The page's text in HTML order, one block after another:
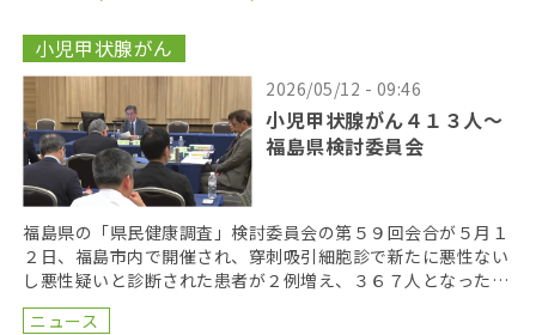
小児甲状腺がん
2026/05/12 - 09:46
小児甲状腺がん４１３人〜
福島県検討委員会
福島県の「県民健康調査」検討委員会の第５９回会合が５月１
２日、福島市内で開催され、穿刺吸引細胞診で新たに悪性ない
し悪性疑いと診断された患者が２例増え、３６７人となった。
２０１９年までにがん登録で把握された集計外の患者４７ […]
ニュース